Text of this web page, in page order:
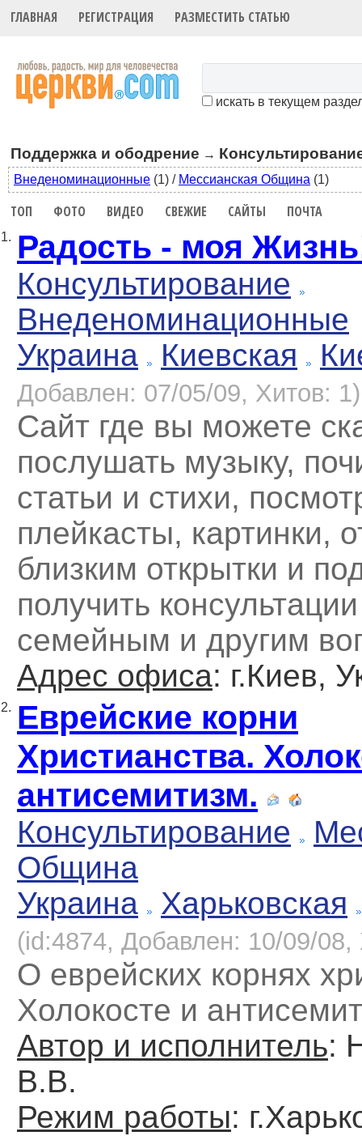
ГЛАВНАЯ РЕГИСТРАЦИЯ РАЗМЕСТИТЬ СТАТЬЮ
искать в текущем
Поддержка и ободрение →
Внеденоминационные (1) / Мессианская Община (1)
ТОП ФОТО ВИДЕО СВЕЖИЕ САЙТЫ ПОЧТА
1. Радость - моя
Консультирование
Внеденоминационные
Украина
Киевская
Добавлен: 07/05/09, Хитов: 1)
Сайт где вы можете
послушать музыку,
статьи и стихи,
плейкасты, картинки,
близким открытки и
получить
семейным и другим
Адрес офиса: г.Киев,
2. Еврейские корни
Христианства.
антисемитизм.
Консультирование
Община
Украина
Харьковская
(id:4874, Добавлен: 10/09/08,
О еврейских корнях
Холокосте и
Автор и исполнитель:
В.В.
Режим работы: